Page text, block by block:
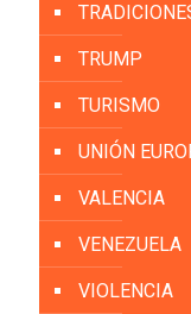
TRUMP
TURISMO
UNIÓN
VALENCIA
VENEZUELA
VIOLENCIA